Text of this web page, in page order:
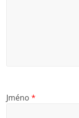
Jméno*